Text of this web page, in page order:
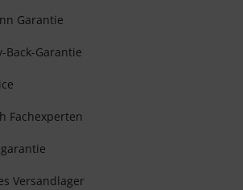
Garantie
Back-Garantie
Fachexperten
Versandlager